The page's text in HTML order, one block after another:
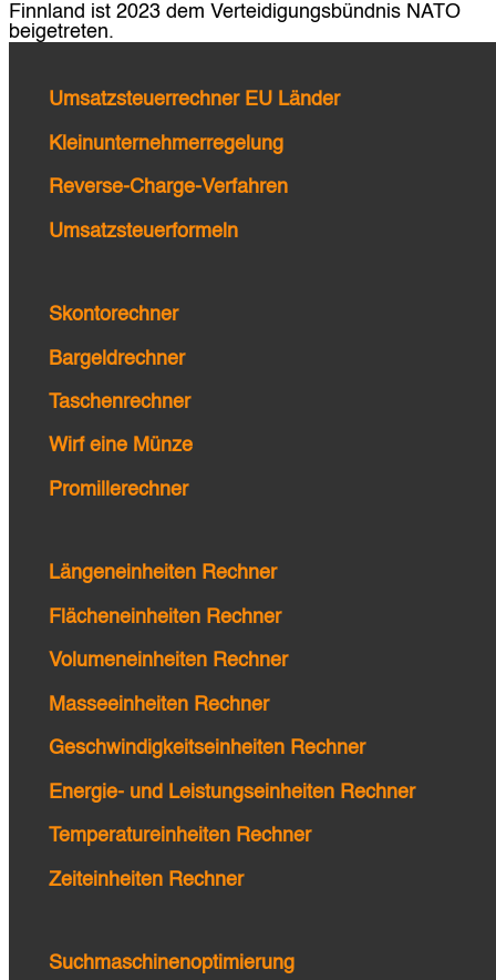
Finnland ist 2023 dem Verteidigungsbündnis NATO
beigetreten.
Umsatzsteuerrechner EU Länder
Kleinunternehmerregelung
Reverse-Charge-Verfahren
Umsatzsteuerformeln
Skontorechner
Bargeldrechner
Taschenrechner
Wirf eine Münze
Promillerechner
Längeneinheiten Rechner
Flächeneinheiten Rechner
Volumeneinheiten Rechner
Masseeinheiten Rechner
Geschwindigkeitseinheiten Rechner
Energie- und Leistungseinheiten Rechner
Temperatureinheiten Rechner
Zeiteinheiten Rechner
Suchmaschinenoptimierung